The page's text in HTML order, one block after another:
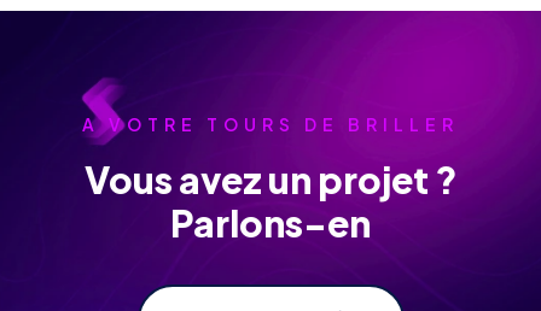
A VOTRE TOURS DE BRILLER
Vous avez un projet ?
Parlons-en